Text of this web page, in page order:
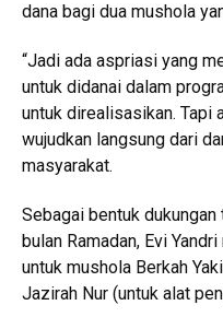
dana bagi dua mushola
“Jadi ada aspriasi yang
untuk didanai dalam
untuk direalisasikan. Tapi
wujudkan langsung dari
masyarakat.
Sebagai bentuk
bulan Ramadan, Evi
untuk mushola Berkah
Jazirah Nur (untuk alat